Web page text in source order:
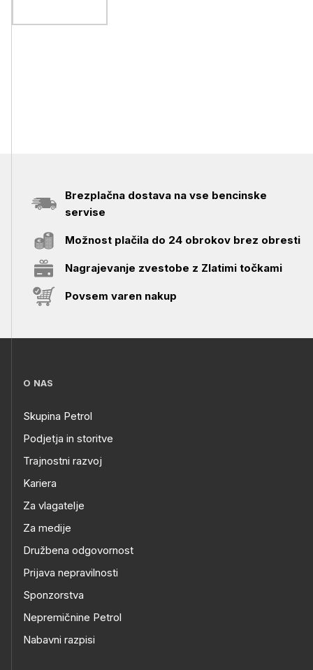
Brezplačna dostava na vse bencinske
servise
Možnost plačila do 24 obrokov brez obresti
Nagrajevanje zvestobe z Zlatimi točkami
Povsem varen nakup
O NAS
Skupina Petrol
Podjetja in storitve
Trajnostni razvoj
Kariera
Za vlagatelje
Za medije
Družbena odgovornost
Prijava nepravilnosti
Sponzorstva
Nepremičnine Petrol
Nabavni razpisi